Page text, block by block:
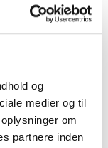
og
medier og til
om
partnere inden
Ost, Sennep, Sulfitter
instant